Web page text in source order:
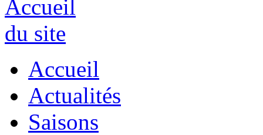
Accueil
Actualités
Saisons